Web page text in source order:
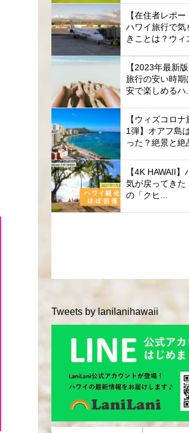
【在住者レポ
ハワイ旅行で気
きことは？ウィ
【2023年最新
旅行の安い時期
安で楽しめるハ...
【ウィズコロ
1弾】オアフ島
った？絶景と絶
【4K HAWAII
気が戻ってきた
の「クヒ...
Tweets by lanilanihawaii